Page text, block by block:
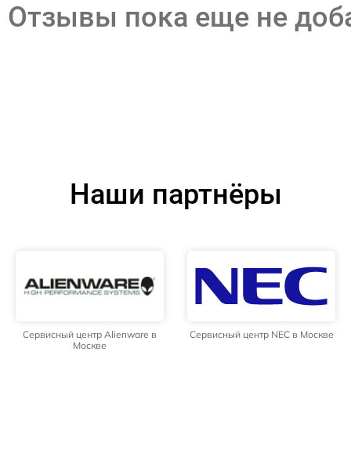
Отзывы пока еще не
Наши партнёры
Сервисный центр Alienware в
Москве
Сервисный центр NEC в Москве